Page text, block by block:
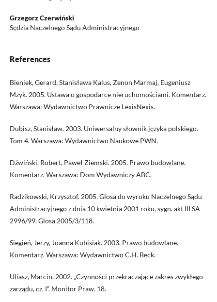
Grzegorz Czerwiński
Sędzia Naczelnego Sądu Administracyjnego
References
Bieniek, Gerard, Stanisława Kalus, Zenon Marmaj, Eugeniusz
Mzyk. 2005. Ustawa o gospodarce nieruchomościami. Komentarz.
Warszawa: Wydawnictwo Prawnicze LexisNexis.
Dubisz, Stanisław. 2003. Uniwersalny słownik języka polskiego.
Tom 4. Warszawa: Wydawnictwo Naukowe PWN.
Dźwiński, Robert, Paweł Ziemski. 2005. Prawo budowlane.
Komentarz. Warszawa: Dom Wydawniczy ABC.
Radzikowski, Krzysztof. 2005. Glosa do wyroku Naczelnego Sądu
Administracyjnego z dnia 10 kwietnia 2001 roku, sygn. akt III SA
2996/99. Glosa 2005/3/118.
Siegień, Jerzy, Joanna Kubisiak. 2003. Prawo budowlane.
Komentarz. Warszawa: Wydawnictwo C.H. Beck.
Uliasz, Marcin. 2002. „Czynności przekraczające zakres zwykłego
zarządu, cz. I”. Monitor Praw. 18.